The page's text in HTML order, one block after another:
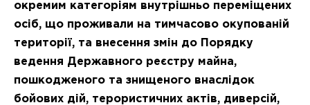
окремим категоріям внутрішньо переміщених
осіб, що проживали на тимчасово окупованій
території, та внесення змін до Порядку
ведення Державного реєстру майна,
пошкодженого та знищеного внаслідок
бойових дій, терористичних актів, диверсій,